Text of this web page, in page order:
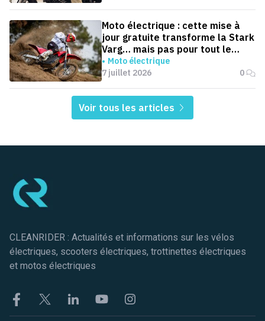
Moto électrique : cette mise à
jour gratuite transforme la Stark
Varg… mais pas pour tout le
monde
Moto électrique
7 juillet 2026
0
Voir tous les articles
CLEANRIDER : Actualités et informations sur les vélos
électriques, scooters électriques, trottinettes électriques
et motos électriques
FacebookTwitter LinkekinYoutubeInstagram